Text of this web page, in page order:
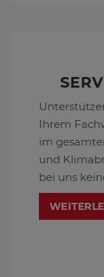
Ihrem
im
und
bei uns